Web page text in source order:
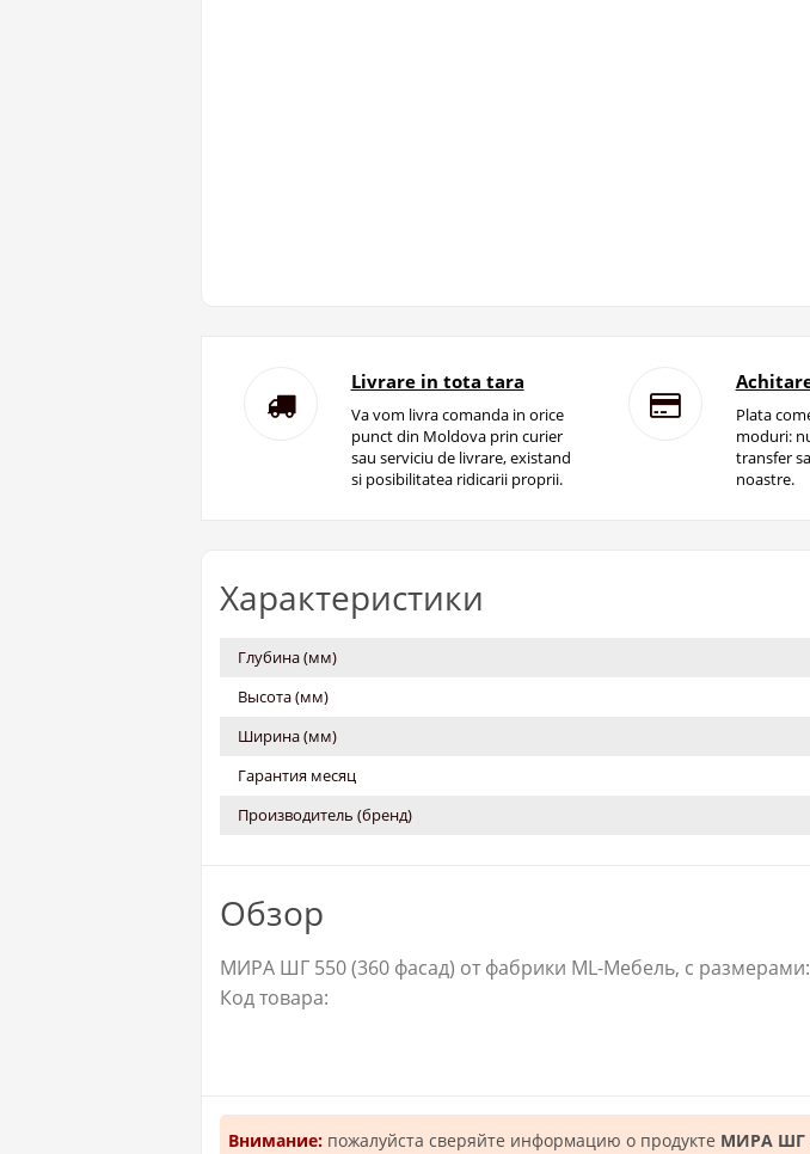
Livrare in tota tara
Va vom livra comanda in orice
punct din Moldova prin curier
sau serviciu de livrare, existand
si posibilitatea ridicarii proprii.
Plata
moduri:
transfer
noastre.
Характеристики
Глубина (мм)
Высота (мм)
Ширина (мм)
Гарантия месяц
Производитель (бренд)
Обзор
МИРА ШГ 550 (360 фасад) от фабрики ML-Мебель, с размерами:
Код товара:
Внимание: пожалуйста сверяйте информацию о продукте МИРА ШГ